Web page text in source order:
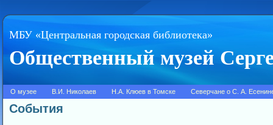
МБУ «Центральная городская библиотека»
Общественный музей
О музее В.И. Николаев Н.А. Клюев в Томске Северчане о С. А.
События